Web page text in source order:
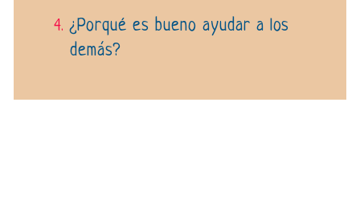
¿Porqué es bueno ayudar a los
demás?